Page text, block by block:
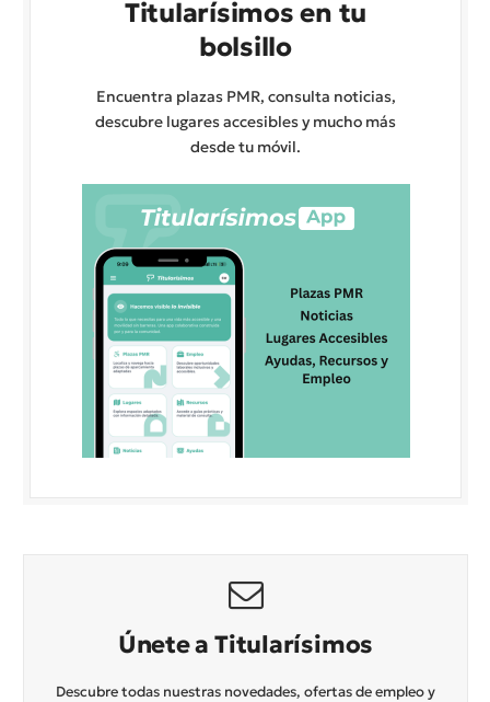
Titularísimos en tu
bolsillo
Encuentra plazas PMR, consulta noticias,
descubre lugares accesibles y mucho más
desde tu móvil.
Únete a Titularísimos
Descubre todas nuestras novedades, ofertas de empleo y